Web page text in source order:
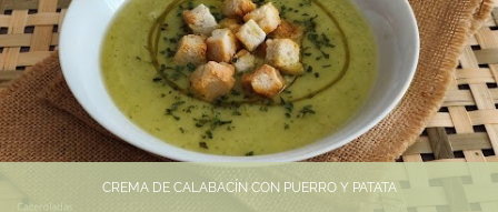
CREMA DE CALABACÍN CON PUERRO Y PATATA